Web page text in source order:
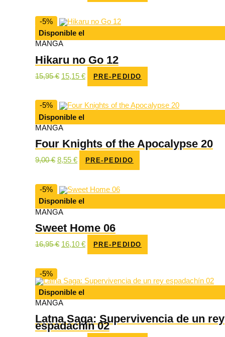
15,95 €.15,15 €.
-5%
Disponible el
MANGA
Hikaru no Go 12
15,95€ El
15,95 €.
15,15 €El
15,15 €.
PRE-PEDIDO
-5%
Disponible el
MANGA
Four Knights of the Apocalypse 20
9,00€ El
9,00 €.
8,55 €El
8,55 €.
PRE-PEDIDO
-5%
Disponible el
MANGA
Sweet Home 06
16,95€ El
16,10 €El
PRE-PEDIDO
-5%
Disponible el
MANGA
Latna Saga: Supervivencia de un rey
espadachín 02